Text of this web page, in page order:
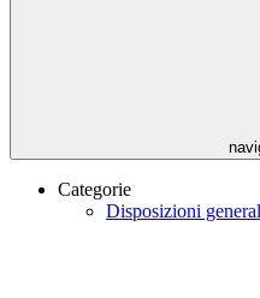
Categorie
Disposizioni